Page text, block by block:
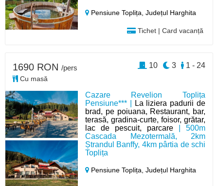
Pensiune Toplița,Județul Harghita
Tichet | Card vacanță
Cazare Revelion Toplița
Pensiune*** |
La liziera padurii de
brad, pe poiuana, Restaurant, bar,
terasă, gradina-curte, foisor, grătar,
lac de pescuit, parcare | 500m
Cascada Mezotermală, 2km
Ștrandul Banffy, 4km pârtia de schi
Toplița
Pensiune Toplița,Județul Harghita
1690 RON /pers
Cu masă
1 - 24
3
10